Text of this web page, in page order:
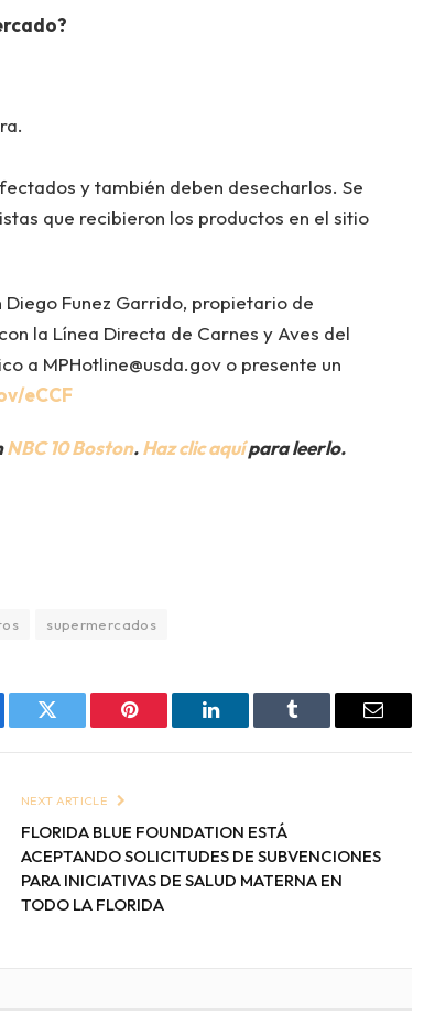
y también deben desecharlos. Se
que recibieron los productos en el sitio
Funez Garrido, propietario de
la Línea Directa de Carnes y Aves del
a MPHotline@usda.gov o presente un
eCCF
NBC 10 Boston.Haz clic aquípara leerlo.
supermercados
Twitter Pinterest LinkedIn Tumblr Email
NEXT ARTICLE
FLORIDA BLUE FOUNDATION ESTÁ
ACEPTANDO SOLICITUDES DE SUBVENCIONES
PARA INICIATIVAS DE SALUD MATERNA EN
TODO LA FLORIDA